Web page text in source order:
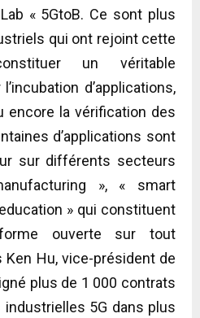
« 5GtoB. Ce sont plus
qui ont rejoint cette
un véritable
d’applications,
la vérification des
d’applications sont
sur différents secteurs
», « smart
» qui constituent
ouverte sur tout
Ken Hu, vice-président de
plus de 1 000 contrats
5G dans plus